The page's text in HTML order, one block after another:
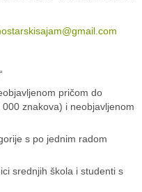
pričom do
znakova) i neobjavljenom
s po jednim radom
srednjih škola i studenti s